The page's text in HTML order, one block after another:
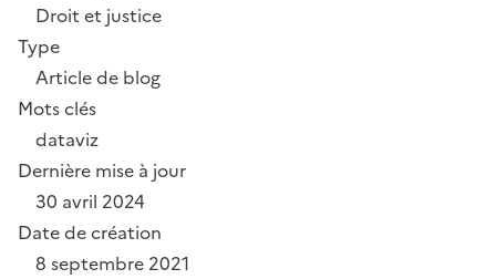
Droit et justice
Type
Article de blog
Mots clés
dataviz
Dernière mise à jour
30 avril 2024
Date de création
8 septembre 2021